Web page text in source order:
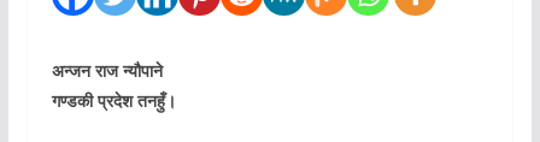
अन्जन राज न्यौपाने
गण्डकी प्रदेश तनहुँ।